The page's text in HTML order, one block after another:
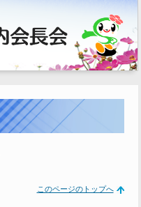
このページのトップへ